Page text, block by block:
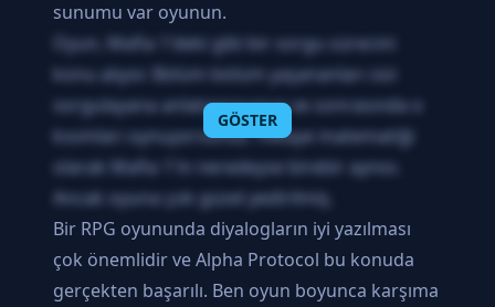
sunumu var oyunun.
Oyun, Mafia 1'deki gibi bir sorgu sürecini
konu alıyor. Bölüm bölüm yaşananları sizi
sorgulayana anlatıyorsunuz ve sonrasında o
kısımları oynuyorsunuz. Hikaye matematiği
olarak Mafia 1'in neredeyse birebir aynısı.
Ancak oyuna çok güzel yedirilmiş.
GÖSTER
Bir RPG oyununda diyalogların iyi yazılması
çok önemlidir ve Alpha Protocol bu konuda
gerçekten başarılı. Ben oyun boyunca karşıma